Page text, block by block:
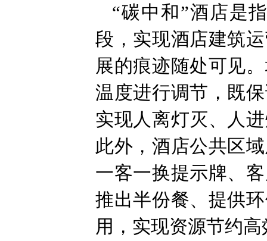
“碳中和”酒店是
段，实现酒店建筑
展的痕迹随处可见
温度进行调节，既
实现人离灯灭、人
此外，酒店公共区
一客一换提示牌、
推出半份餐、提供
用，实现资源节约